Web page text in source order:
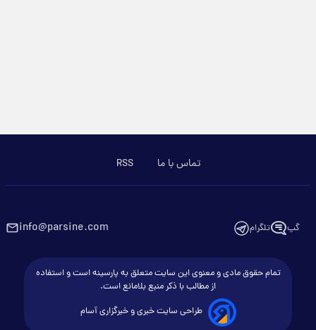
تماس با ما RSS
گپ تلگرام info@parsine.com
تمام حقوق مادی و معنوی این سایت متعلق به پارسینه است و استفاده
از مطالب با ذکر منبع بلامانع است.
طراحی سایت خبری و خبرگزاری آسام